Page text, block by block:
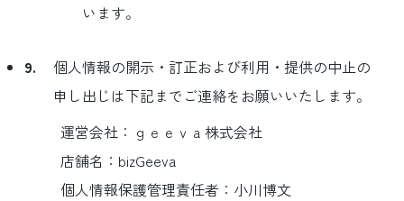
います。
9.
個人情報の開示・訂正および利用・提供の中止の
申し出じは下記までご連絡をお願いいたします。
運営会社：ｇｅｅｖａ株式会社
店舗名：bizGeeva
個人情報保護管理責任者：小川博文